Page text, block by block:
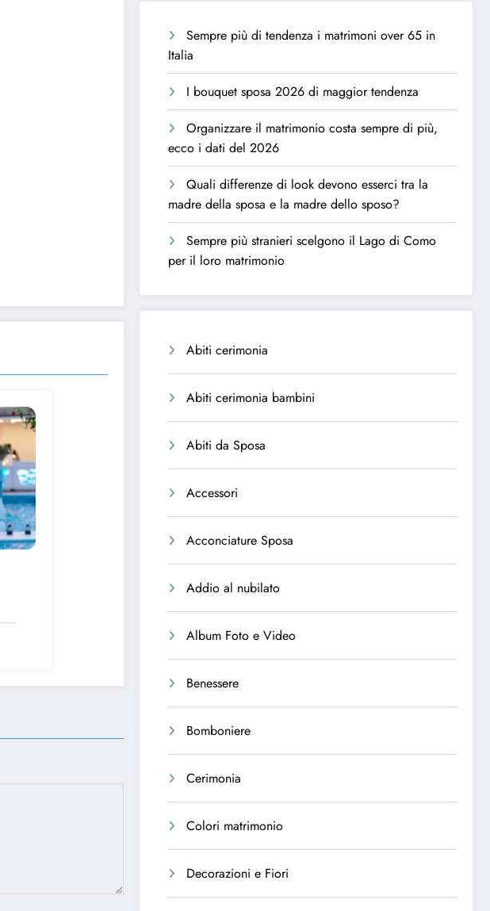
Sempre più di tendenza i matrimoni over 65 in
Italia
I bouquet sposa 2026 di maggior tendenza
Organizzare il matrimonio costa sempre di più,
ecco i dati del 2026
Quali differenze di look devono esserci tra la
madre della sposa e la madre dello sposo?
Sempre più stranieri scelgono il Lago di Como
per il loro matrimonio
Abiti cerimonia
Abiti cerimonia bambini
Abiti da Sposa
Accessori
Acconciature Sposa
Addio al nubilato
Album Foto e Video
Benessere
Bomboniere
Cerimonia
Colori matrimonio
Decorazioni e Fiori